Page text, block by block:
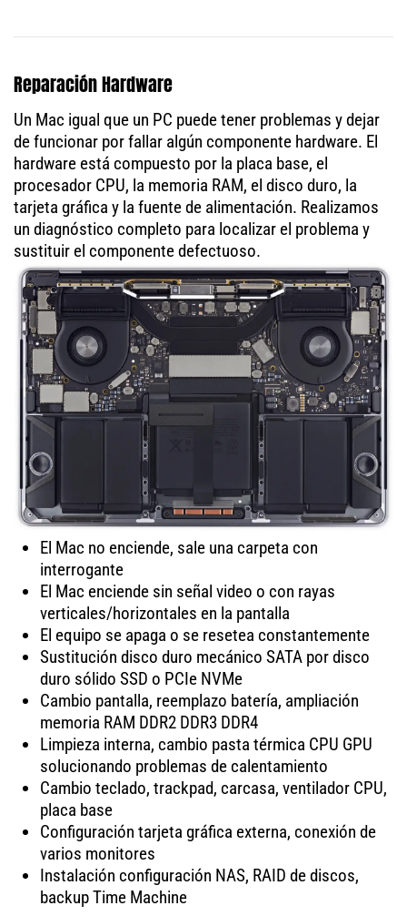
Reparación Hardware
Un Mac igual que un PC puede tener problemas y dejar
de funcionar por fallar algún componente hardware. El
hardware está compuesto por la placa base, el
procesador CPU, la memoria RAM, el disco duro, la
tarjeta gráfica y la fuente de alimentación. Realizamos
un diagnóstico completo para localizar el problema y
sustituir el componente defectuoso.
El Mac no enciende, sale una carpeta con
interrogante
El Mac enciende sin señal video o con rayas
verticales/horizontales en la pantalla
El equipo se apaga o se resetea constantemente
Sustitución disco duro mecánico SATA por disco
duro sólido SSD o PCIe NVMe
Cambio pantalla, reemplazo batería, ampliación
memoria RAM DDR2 DDR3 DDR4
Limpieza interna, cambio pasta térmica CPU GPU
solucionando problemas de calentamiento
Cambio teclado, trackpad, carcasa, ventilador CPU,
placa base
Configuración tarjeta gráfica externa, conexión de
varios monitores
Instalación configuración NAS, RAID de discos,
backup Time Machine